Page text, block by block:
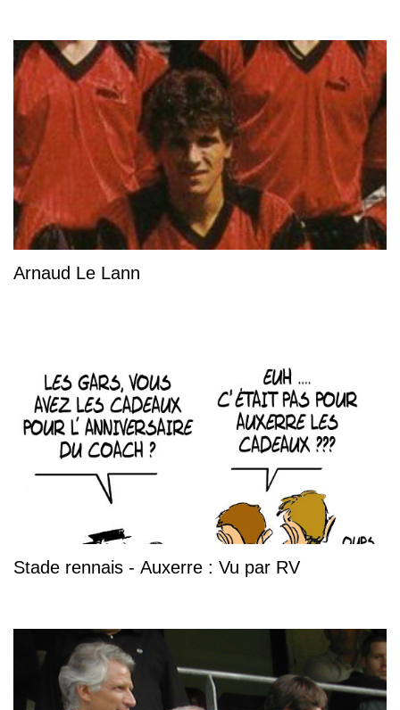
Arnaud Le Lann
Stade rennais - Auxerre : Vu par RV